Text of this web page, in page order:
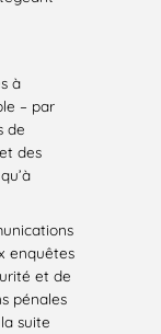
à
– par
de
des
enquêtes
et de
pénales
suite